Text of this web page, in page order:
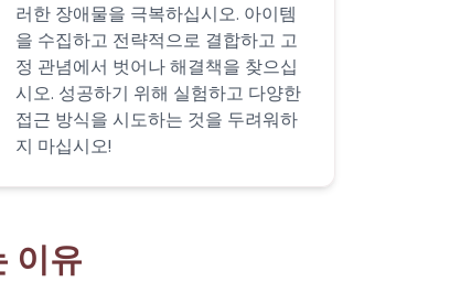
러한 장애물을 극복하십시오. 아이템
을 수집하고 전략적으로 결합하고 고
정 관념에서 벗어나 해결책을 찾으십
시오. 성공하기 위해 실험하고 다양한
접근 방식을 시도하는 것을 두려워하
지 마십시오!
이유